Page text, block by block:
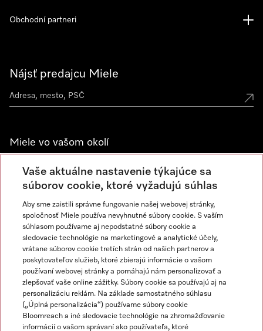
Nájsť predajcu Miele
Miele vo vašom okolí
Spoznajte predajne Miele
Newsletter
Obchodní partneri
Miele na Instagrame
Miele na YouTube
Vaše aktuálne nastavenie týkajúce sa
súborov cookie, ktoré vyžadujú súhlas
Aby sme zaistili správne fungovanie našej webovej stránky,
spoločnosť Miele používa nevyhnutné súbory cookie. S vaším
súhlasom používame aj nepodstatné súbory cookie a
sledovacie technológie na marketingové a analytické účely,
vrátane súborov cookie tretích strán od našich partnerov a
poskytovateľov služieb, ktoré zbierajú informácie o vašom
používaní webovej stránky a pomáhajú nám personalizovať a
zlepšovať vaše online zážitky. Súbory cookie sa používajú aj na
personalizáciu reklám. Na základe samostatného súhlasu
(„Úplná personalizácia“) používame súbory cookie
Bloomreach a iné sledovacie technológie na zhromažďovanie
informácií o vašom správaní ako používateľa, ktoré